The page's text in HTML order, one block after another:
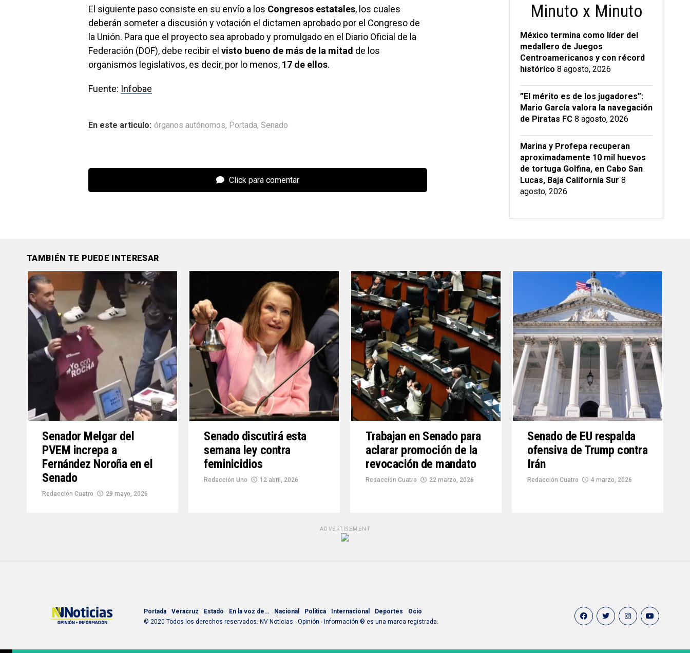
El siguiente paso consiste en su envío a los Congresos estatales, los cuales
deberán someter a discusión y votación el dictamen aprobado por el Congreso de
la Unión. Para que el proyecto sea aprobado y promulgado en el Diario Oficial de la
Federación (DOF), debe recibir el visto bueno de más de la mitad de los
organismos legislativos, es decir, por lo menos, 17 de ellos.
Fuente: Infobae
En este articulo: órganos autónomos, Portada, Senado
Click para comentar
Minuto x Minuto
México termina como líder del
medallero de Juegos
Centroamericanos y con récord
histórico 8 agosto, 2026
”El mérito es de los jugadores”:
Mario García valora la navegación
de Piratas FC 8 agosto, 2026
Marina y Profepa recuperan
aproximadamente 10 mil huevos
de tortuga Golfina, en Cabo San
Lucas, Baja California Sur 8
agosto, 2026
TAMBIÉN TE PUEDE INTERESAR
Senador Melgar del
PVEM increpa a
Fernández Noroña en el
Senado
Redacción Cuatro 29 mayo, 2026
Senado discutirá esta
semana ley contra
feminicidios
Redacción Uno 12 abril, 2026
Trabajan en Senado para
aclarar promoción de la
revocación de mandato
Redacción Cuatro 22 marzo, 2026
Senado de EU respalda
ofensiva de Trump contra
Irán
Redacción Cuatro 4 marzo, 2026
ADVERTISEMENT
Portada Veracruz Estado En la voz de… Nacional Política Internacional Deportes
Ocio
© 2020 Todos los derechos reservados. NV Noticias - Opinión ∙ Información ® es una marca registrada.